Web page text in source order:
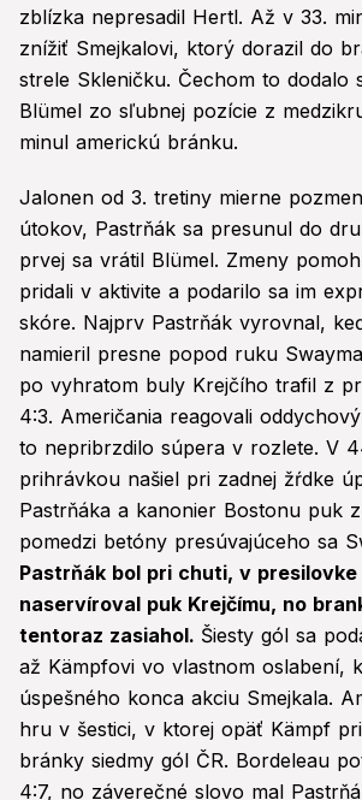
zblízka nepresadil Hertl. Až v 33.
znížiť Smejkalovi, ktorý dorazil do
strele Skleničku. Čechom to dodalo
Blümel zo sľubnej pozície z
minul americkú bránku.
Jalonen od 3. tretiny mierne
útokov, Pastrňák sa presunul do
prvej sa vrátil Blümel. Zmeny
pridali v aktivite a podarilo sa im
skóre. Najprv Pastrňák vyrovnal,
namieril presne popod ruku
po vyhratom buly Krejčího trafil z
4:3. Američania reagovali
to nepribrzdilo súpera v rozlete. V
prihrávkou našiel pri zadnej žŕdke
Pastrňáka a kanonier Bostonu puk
pomedzi betóny presúvajúceho sa
Pastrňák bol pri chuti, v
naservíroval puk Krejčímu, no
tentoraz zasiahol. Šiesty gól sa
až Kämpfovi vo vlastnom oslabení,
úspešného konca akciu Smejkala.
hru v šestici, v ktorej opäť Kämpf
bránky siedmy gól ČR. Bordeleau
4:7, no záverečné slovo mal